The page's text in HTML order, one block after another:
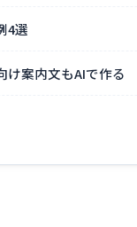
4選
け案内文もAIで作る